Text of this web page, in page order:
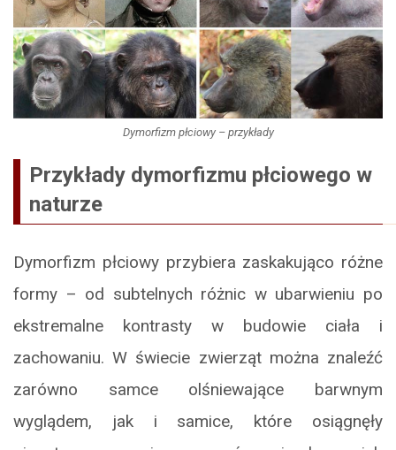
Dymorfizm płciowy – przykłady
Przykłady dymorfizmu płciowego w
naturze
Dymorfizm płciowy przybiera zaskakująco różne
formy – od subtelnych różnic w ubarwieniu po
ekstremalne kontrasty w budowie ciała i
zachowaniu. W świecie zwierząt można znaleźć
zarówno samce olśniewające barwnym
wyglądem, jak i samice, które osiągnęły